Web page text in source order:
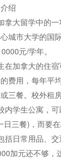
绍
拿大留学中的
城市大学的国
元/学年。
在加拿大的住
费用，每年平
三餐。校外租
内学生公寓，
三餐)，而要
括日常用品、
加元还不够，